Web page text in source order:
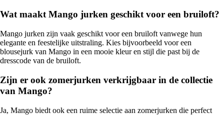
Wat maakt Mango jurken geschikt voor een bruiloft?
Mango jurken zijn vaak geschikt voor een bruiloft vanwege hun
elegante en feestelijke uitstraling. Kies bijvoorbeeld voor een
blousejurk van Mango in een mooie kleur en stijl die past bij de
dresscode van de bruiloft.
Zijn er ook zomerjurken verkrijgbaar in de collectie
van Mango?
Ja, Mango biedt ook een ruime selectie aan zomerjurken die perfect